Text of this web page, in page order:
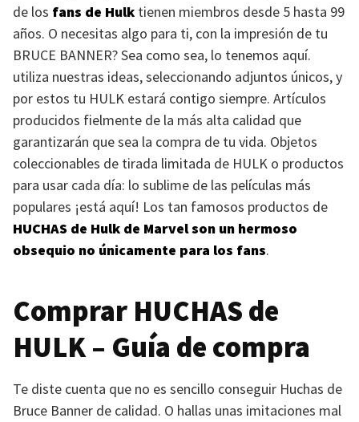
de los fans de Hulk tienen miembros desde 5 hasta 99
años. O necesitas algo para ti, con la impresión de tu
BRUCE BANNER? Sea como sea, lo tenemos aquí.
utiliza nuestras ideas, seleccionando adjuntos únicos, y
por estos tu HULK estará contigo siempre. Artículos
producidos fielmente de la más alta calidad que
garantizarán que sea la compra de tu vida. Objetos
coleccionables de tirada limitada de HULK o productos
para usar cada día: lo sublime de las películas más
populares ¡está aquí! Los tan famosos productos de
HUCHAS de Hulk de Marvel son un hermoso
obsequio no únicamente para los fans.
Comprar HUCHAS de
HULK– Guía de compra
Te diste cuenta que no es sencillo conseguir Huchas de
Bruce Banner de calidad. O hallas unas imitaciones mal